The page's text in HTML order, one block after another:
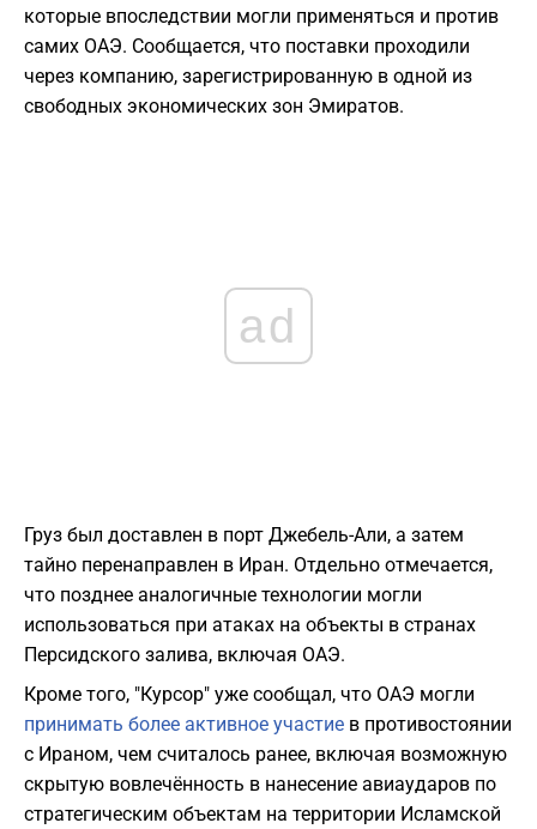
которые впоследствии могли применяться и против
самих ОАЭ. Сообщается, что поставки проходили
через компанию, зарегистрированную в одной из
свободных экономических зон Эмиратов.
ad
Груз был доставлен в порт Джебель-Али, а затем
тайно перенаправлен в Иран. Отдельно отмечается,
что позднее аналогичные технологии могли
использоваться при атаках на объекты в странах
Персидского залива, включая ОАЭ.
Кроме того, "Курсор" уже сообщал, что ОАЭ могли
принимать более активное участие в противостоянии
с Ираном, чем считалось ранее, включая возможную
скрытую вовлечённость в нанесение авиаударов по
стратегическим объектам на территории Исламской